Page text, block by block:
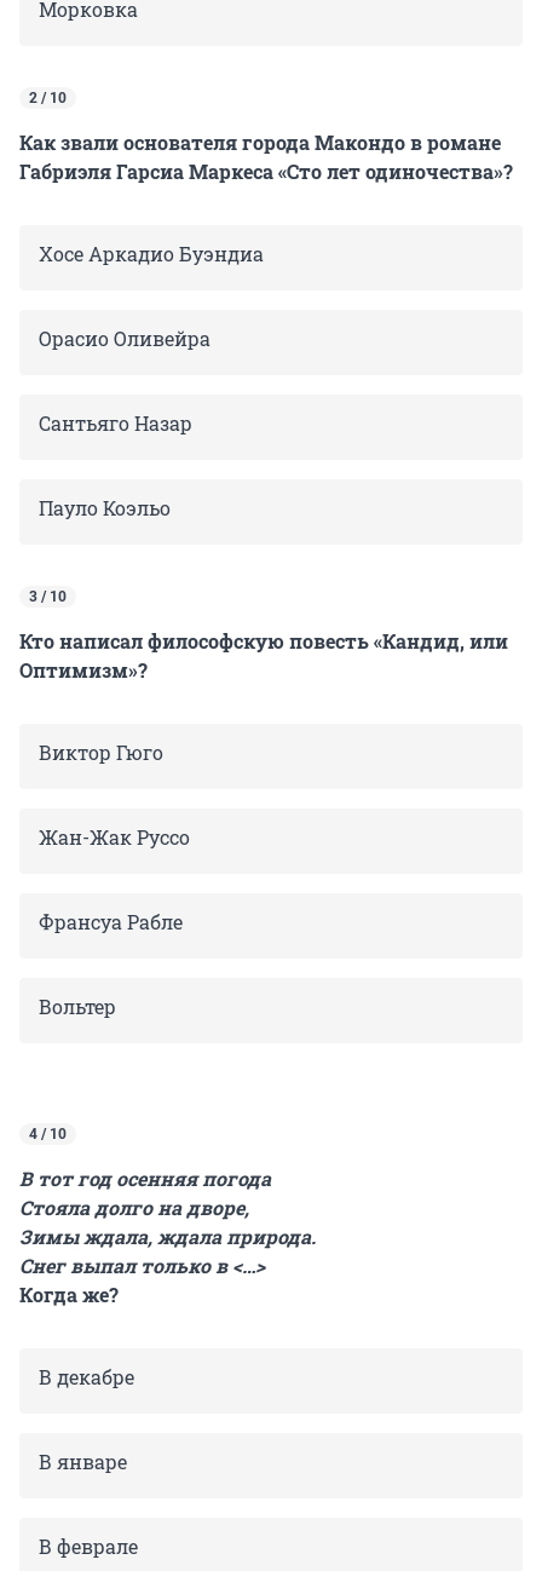
Морковка
2 / 10
Как звали основателя города Макондо в романе
Габриэля Гарсиа Маркеса «Сто лет одиночества»?
Хосе Аркадио Буэндиа
Орасио Оливейра
Сантьяго Назар
Пауло Коэльо
3 / 10
Кто написал философскую повесть «Кандид, или
Оптимизм»?
Виктор Гюго
Жан-Жак Руссо
Франсуа Рабле
Вольтер
4 / 10
В тот год осенняя погода
Стояла долго на дворе,
Зимы ждала, ждала природа.
Снег выпал только в <…>
Когда же?
В декабре
В январе
В феврале